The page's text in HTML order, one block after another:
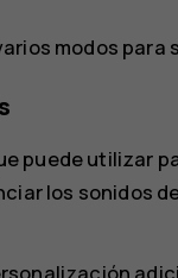
modos
puede utilizar
los sonidos